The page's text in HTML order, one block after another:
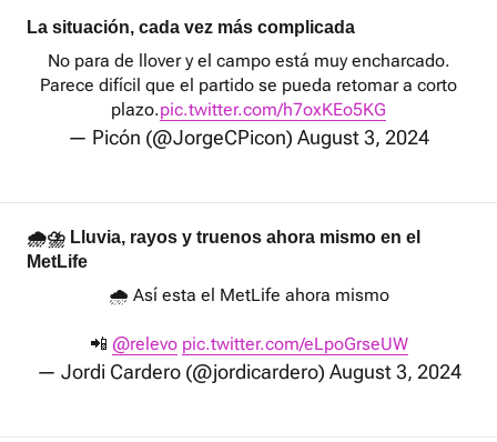
La situación, cada vez más complicada
No para de llover y el campo está muy encharcado.
Parece difícil que el partido se pueda retomar a corto
plazo.pic.twitter.com/h7oxKEo5KG
— Picón (@JorgeCPicon) August 3, 2024
🌧⛈ Lluvia, rayos y truenos ahora mismo en el
MetLife
🌧️ Así esta el MetLife ahora mismo
📲 @relevo pic.twitter.com/eLpoGrseUW
— Jordi Cardero (@jordicardero) August 3, 2024